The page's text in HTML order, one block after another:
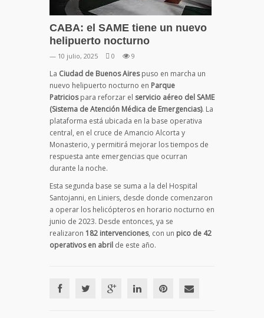
CABA: el SAME tiene un nuevo
helipuerto nocturno
— 10 julio, 2025 0 9
La Ciudad de Buenos Airespuso en marcha un
nuevo helipuerto nocturno en Parque
Patriciospara reforzar el servicio aéreo del SAME
(Sistema de Atención Médica de Emergencias). La
plataforma está ubicada en la base operativa
central, en el cruce de Amancio Alcorta y
Monasterio, y permitirá mejorar los tiempos de
respuesta ante emergencias que ocurran
durante la noche.
Esta segunda base se suma a la del Hospital
Santojanni, en Liniers, desde donde comenzaron
a operar los helicópteros en horario nocturno en
junio de 2023. Desde entonces, ya se
realizaron 182 intervenciones, con un pico de 42
operativos en abril de este año.